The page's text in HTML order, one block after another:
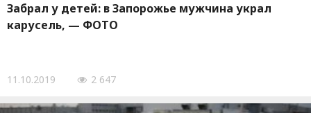
Забрал у детей: в Запорожье мужчина украл
карусель, — ФОТО
11.10.2019 2 647